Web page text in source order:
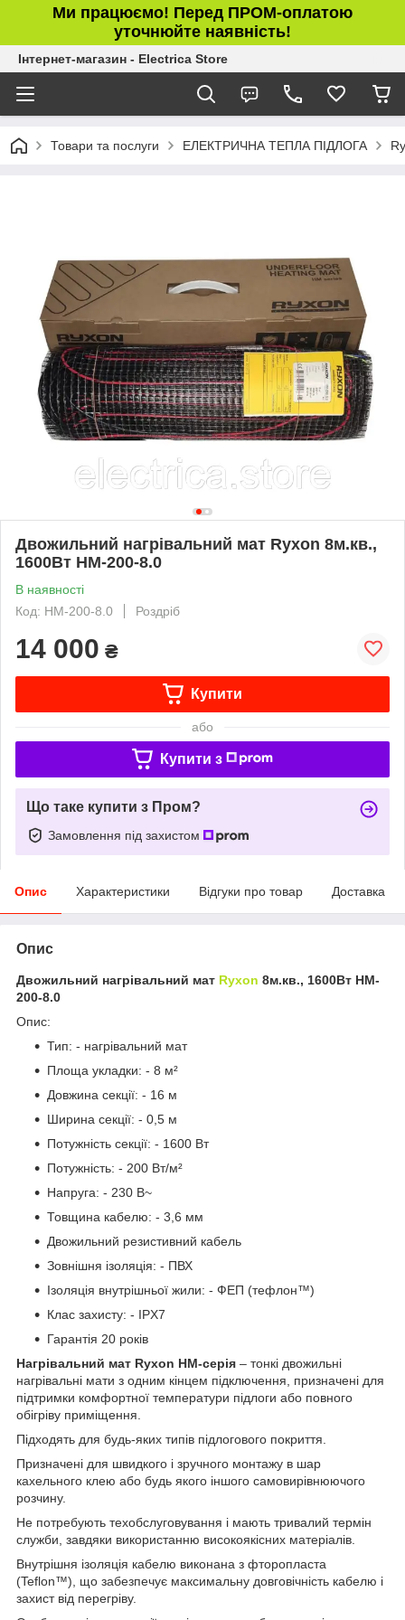
Ми працюємо! Перед ПРОМ-оплатою
уточнюйте наявність!
Інтернет-магазин - Electrica Store
Товари та послуги ЕЛЕКТРИЧНА ТЕПЛА ПІДЛОГА
Двожильний нагрівальний мат Ryxon 8м.кв.,
1600Вт HM-200-8.0
В наявності
Код: HM-200-8.0
Роздріб
14 000 ₴
Купити
або
Купити з
Що таке купити з Пром?
Замовлення під захистом
Опис Характеристики Відгуки про товар Доставка
Опис
Двожильний нагрівальний мат Ryxon 8м.кв., 1600Вт HM-
200-8.0
Опис:
Тип: - нагрівальний мат
Площа укладки: - 8 м²
Довжина секції: - 16 м
Ширина секції: - 0,5 м
Потужність секції: - 1600 Вт
Потужність: - 200 Вт/м²
Напруга: - 230 В~
Товщина кабелю: - 3,6 мм
Двожильний резистивний кабель
Зовнішня ізоляція: - ПВХ
Ізоляція внутрішньої жили: - ФЕП (тефлон™)
Клас захисту: - IPX7
Гарантія 20 років
Нагрівальний мат Ryxon HM-серія – тонкі двожильні
нагрівальні мати з одним кінцем підключення, призначені для
підтримки комфортної температури підлоги або повного
обігріву приміщення.
Підходять для будь-яких типів підлогового покриття.
Призначені для швидкого і зручного монтажу в шар
кахельного клею або будь якого іншого самовирівнюючого
розчину.
Не потребують техобслуговування і мають тривалий термін
служби, завдяки використанню високоякісних матеріалів.
Внутрішня ізоляція кабелю виконана з фторопласта
(Teflon™), що забезпечує максимальну довговічність кабелю і
захист від перегріву.